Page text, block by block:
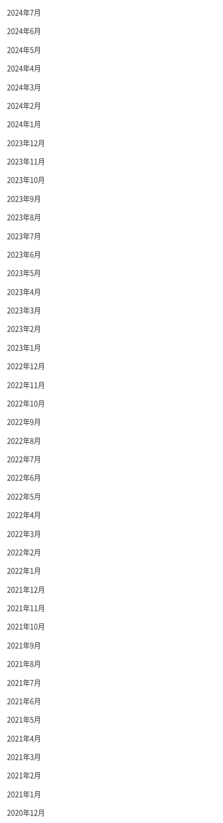
2024年7月
2024年6月
2024年5月
2024年4月
2024年3月
2024年2月
2024年1月
2023年12月
2023年11月
2023年10月
2023年9月
2023年8月
2023年7月
2023年6月
2023年5月
2023年4月
2023年3月
2023年2月
2023年1月
2022年12月
2022年11月
2022年10月
2022年9月
2022年8月
2022年7月
2022年6月
2022年5月
2022年4月
2022年3月
2022年2月
2022年1月
2021年12月
2021年11月
2021年10月
2021年9月
2021年8月
2021年7月
2021年6月
2021年5月
2021年4月
2021年3月
2021年2月
2021年1月
2020年12月